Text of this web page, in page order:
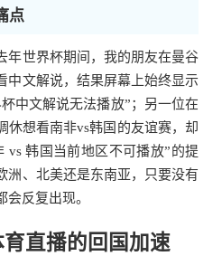
点
年世界杯期间，我的朋友在曼谷
中文解说，结果屏幕上始终显示
中文解说无法播放”；另一位在
休想看南非vs韩国的友谊赛，却
vs 韩国当前地区不可播放”的提
洲、北美还是东南亚，只要没有
反复出现。
直播的回国加速